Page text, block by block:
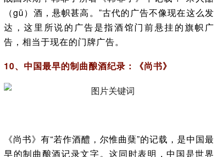
（gū）酒，悬帜甚高。”古代的广告不像现在这么发
达，这里所说的广告是指酒馆门前悬挂的旗帜广
告，相当于现在的门牌广告。
10、中国最早的制曲酿酒纪录：《尚书》
《尚书》有“若作酒醴，尔惟曲蘖”的记载，是中国最
早的制曲酿酒记录文字。这同时表明，中国是世界